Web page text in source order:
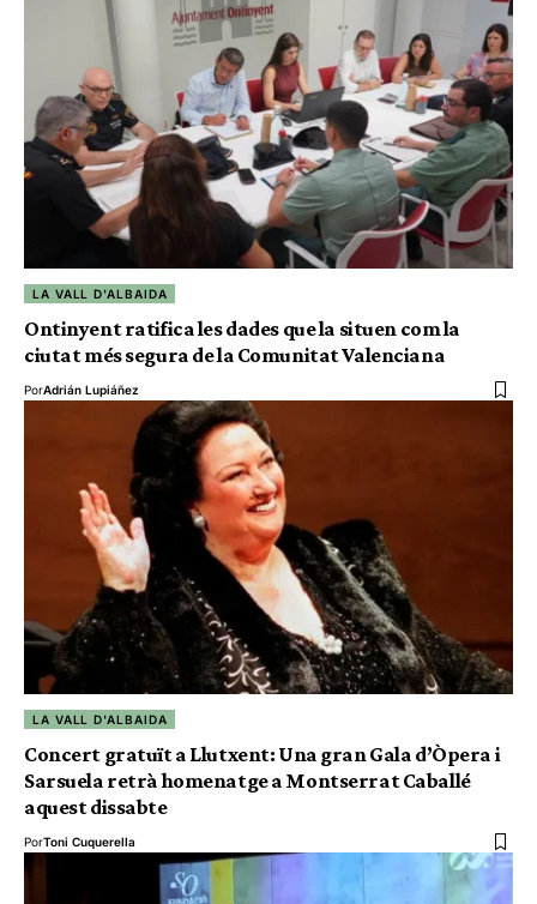
LA VALL D'ALBAIDA
Ontinyent ratifica les dades que la situen com la
ciutat més segura de la Comunitat Valenciana
PorAdrián Lupiáñez
LA VALL D'ALBAIDA
Concert gratuït a Llutxent: Una gran Gala d’Òpera i
Sarsuela retrà homenatge a Montserrat Caballé
aquest dissabte
PorToni Cuquerella